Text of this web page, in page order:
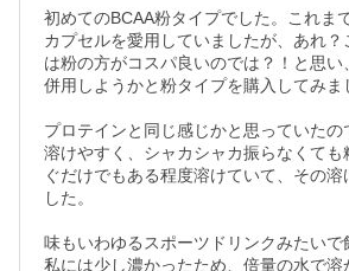
初めてのBCAA粉タイプでした。これま
カプセルを愛用していましたが、あれ
は粉の方がコスパ良いのでは？！と思い
併用しようかと粉タイプを購入してみま
プロテインと同じ感じかと思っていたの
溶けやすく、シャカシャカ振らなくても
ぐだけでもある程度溶けていて、その溶
した。
味もいわゆるスポーツドリンクみたいで
私には少し濃かったため、倍量の水で溶